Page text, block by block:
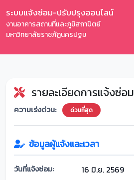
ระบบแจ้งซ่อม-ปรับปรุงออนไลน์
งานอาคารสถานที่และภูมิสถาปัตย์
มหาวิทยาลัยราชภัฏนครปฐม
รายละเอียดการแจ้งซ่อม
ความเร่งด่วน: ด่วนที่สุด
ข้อมูลผู้แจ้งและเวลา
วันที่แจ้งซ่อม: 16 มิ.ย. 2569